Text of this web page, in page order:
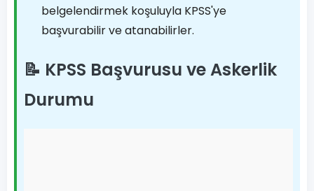
belgelendirmek koşuluyla KPSS'ye
başvurabilir ve atanabilirler.
📝 KPSS Başvurusu ve Askerlik
Durumu